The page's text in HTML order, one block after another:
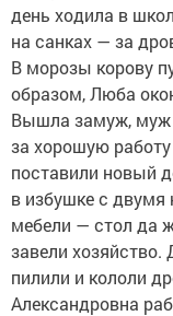
день ходила в
на санках — за
В морозы корову
образом, Люба
Вышла замуж, муж
за хорошую
поставили новый
в избушке с двумя
мебели — стол да
завели
пилили и кололи
Александровна